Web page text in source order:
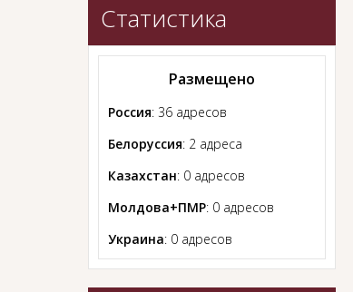
Статистика
Размещено
Россия: 36 адресов
Белоруссия: 2 адреса
Казахстан: 0 адресов
Молдова+ПМР: 0 адресов
Украина: 0 адресов